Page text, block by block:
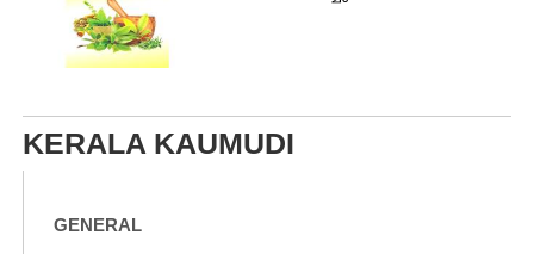
KERALA KAUMUDI
GENERAL